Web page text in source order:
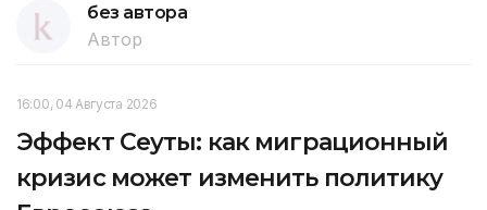
без автора
Автор
16:00, 04 Августа 2026
Эффект Сеуты: как миграционный
кризис может изменить политику